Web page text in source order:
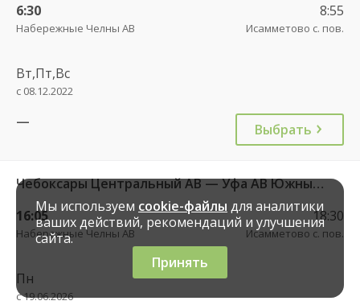
6:30
Набережные Челны АВ
8:55
Исамметово с. пов.
Вт,Пт,Вс
с 08.12.2022
— Выбрать
Чебоксары Центральный АВ — Уфа АВ Южный 861
16:05
Набережные Челны АВ
18:30
Исамметово с. пов.
Пн
с 19.06.2026
Мы используем cookie-файлы для аналитики
ваших действий, рекомендаций и улучшения
сайта.
Принять